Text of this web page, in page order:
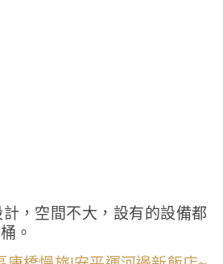
，空間不大，設有的設備都
。